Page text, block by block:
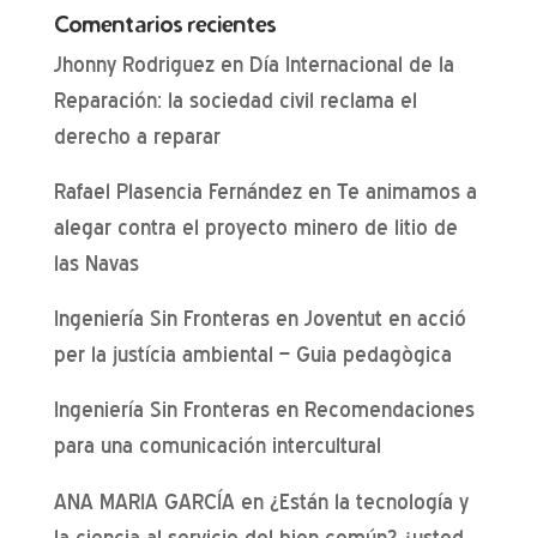
Comentarios recientes
Jhonny Rodriguezen Día Internacional de la
Reparación: la sociedad civil reclama el
derecho a reparar
Rafael Plasencia Fernándezen Te animamos a
alegar contra el proyecto minero de litio de
las Navas
Ingeniería Sin Fronterasen Joventut en acció
per la justícia ambiental – Guia pedagògica
Ingeniería Sin Fronterasen Recomendaciones
para una comunicación intercultural
ANA MARIA GARCÍA en ¿Están la tecnología y